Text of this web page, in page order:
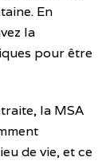
En
la
pour être
la MSA
de vie, et ce